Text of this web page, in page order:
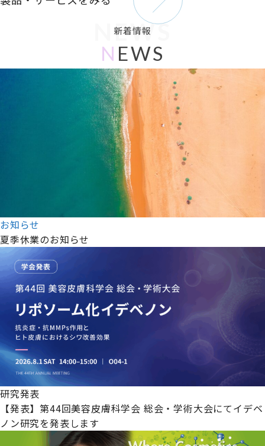
新着情報
NEWS
N EWS
お知らせ
夏季休業のお知らせ
研究発表
【発表】第44回美容皮膚科学会 総会・学術大会にてイデベ
ノン研究を発表します